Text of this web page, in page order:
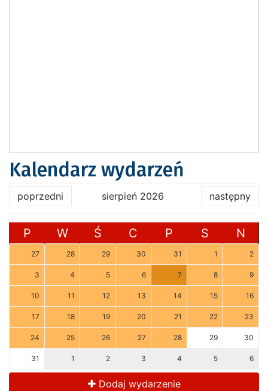
Kalendarz wydarzeń
poprzedni sierpień 2026 następny
P W Ś C P S N
27 28 29 30 31 1 2
3 4 5 6 7 8 9
10 11 12 13 14 15 16
17 18 19 20 21 22 23
24 25 26 27 28 29 30
31 1 2 3 4 5 6
Dodaj wydarzenie